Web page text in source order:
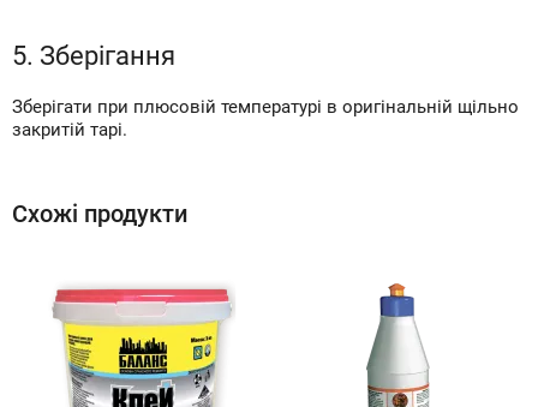
5. Зберігання
Зберігати при плюсовій температурі в оригінальній щільно
закритій тарі.
Схожі продукти